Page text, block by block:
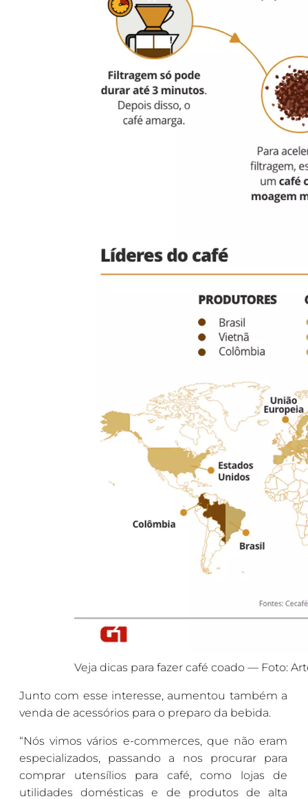
Veja dicas para fazer café coado — Foto:
Junto com esse interesse, aumentou também a
venda de acessórios para o preparo da bebida.
“Nós vimos vários e-commerces, que não eram
especializados, passando a nos procurar para
comprar utensílios para café, como lojas de
utilidades domésticas e de produtos de alta